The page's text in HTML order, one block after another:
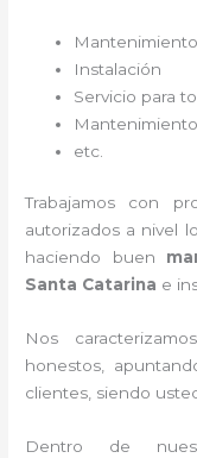
Instalación
Servicio para
etc.
Trabajamos con
autorizados a nivel
haciendo buen
Santa Catarina e
Nos
honestos,
clientes, siendo
Dentro de